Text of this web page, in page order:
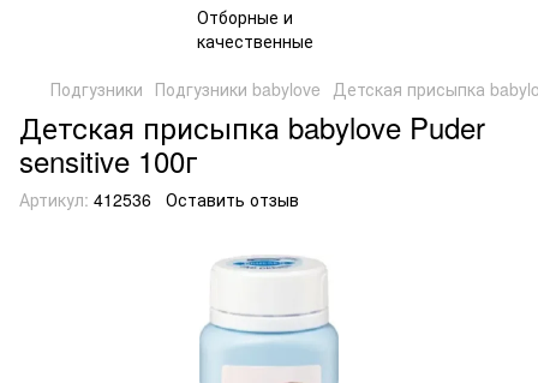
Подгузники Подгузники babylove Детская присыпка
Детская присыпка babylove Puder
sensitive 100г
Артикул: 412536 Оставить отзыв